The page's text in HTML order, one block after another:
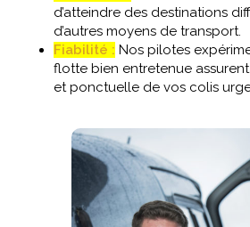
d’atteindre des destinations
d’autres moyens de transport.
Fiabilité : Nos pilotes
flotte bien entretenue
et ponctuelle de vos colis